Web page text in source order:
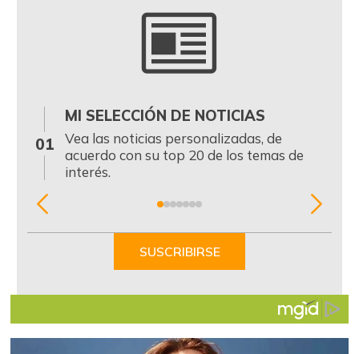
01
MI SELECCIÓN DE NOTICIAS
Vea las noticias personalizadas, de
acuerdo con su top 20 de los temas de
interés.
Item
SUSCRIBIRSE